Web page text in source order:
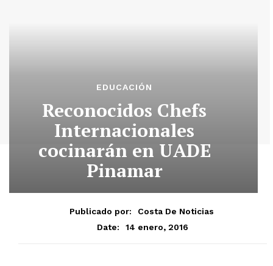
EDUCACIÓN
Reconocidos Chefs
Internacionales
cocinarán en UADE
Pinamar
Publicado por:
Costa De Noticias
Date:
14 enero, 2016